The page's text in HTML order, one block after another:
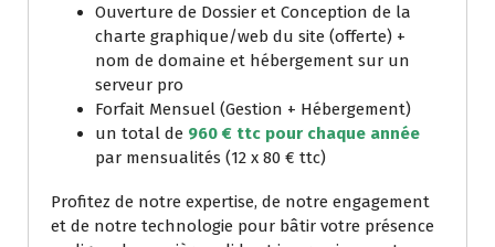
Ouverture de Dossier et Conception de la
charte graphique/web du site (offerte) +
nom de domaine et hébergement sur un
serveur pro
Forfait Mensuel (Gestion + Hébergement)
un total de 960 € ttc pour chaque année
par mensualités (12 x 80 € ttc)
Profitez de notre expertise, de notre engagement
et de notre technologie pour bâtir votre présence